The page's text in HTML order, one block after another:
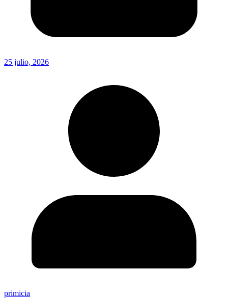
25 julio, 2026
primicia